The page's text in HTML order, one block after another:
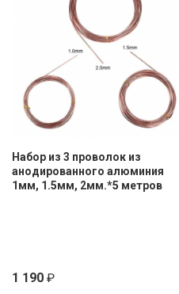
Набор из 3 проволок из
анодированного алюминия
1мм, 1.5мм, 2мм.*5 метров
1 190